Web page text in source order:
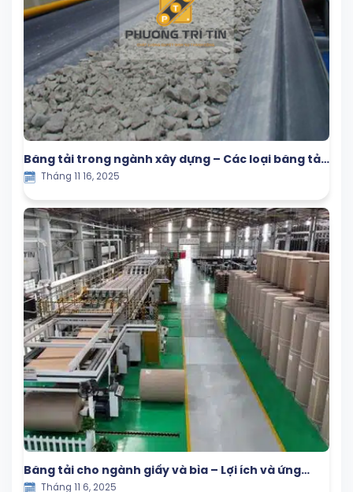
Băng tải trong ngành xây dựng – Các loại băng tải
được sử dụng phổ biến
Tháng 11 16, 2025
Băng tải cho ngành giấy và bìa – Lợi ích và ứng
Tháng 11 6, 2025